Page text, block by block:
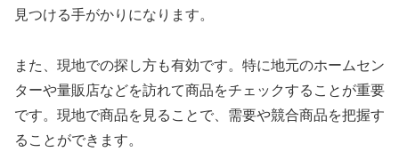
見つける手がかりになります。
また、現地での探し方も有効です。特に地元のホームセン
ターや量販店などを訪れて商品をチェックすることが重要
です。現地で商品を見ることで、需要や競合商品を把握す
ることができます。